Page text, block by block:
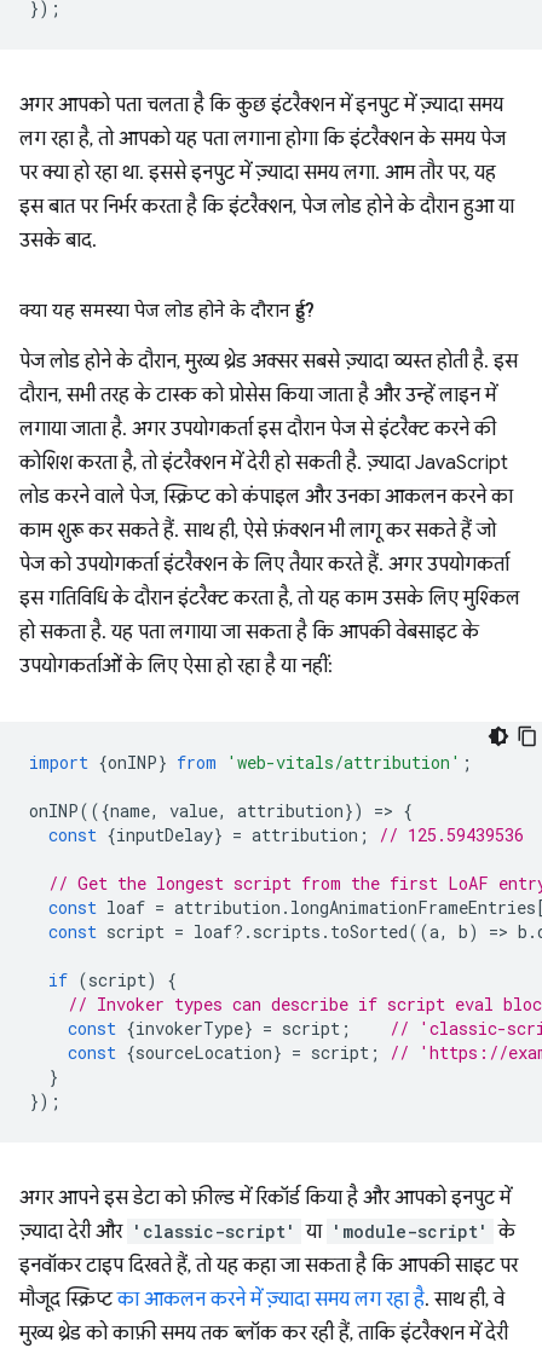
});
अगर आपको पता चलता है कि कुछ इंटरैक्शन में इनपुट में ज़्यादा समय
लग रहा है, तो आपको यह पता लगाना होगा कि इंटरैक्शन के समय पेज
पर क्या हो रहा था. इससे इनपुट में ज़्यादा समय लगा. आम तौर पर, यह
इस बात पर निर्भर करता है कि इंटरैक्शन, पेज लोड होने के दौरान हुआ या
उसके बाद.
क्या यह समस्या पेज लोड होने के दौरान हुई?
पेज लोड होने के दौरान, मुख्य थ्रेड अक्सर सबसे ज़्यादा व्यस्त होती है. इस
दौरान, सभी तरह के टास्क को प्रोसेस किया जाता है और उन्हें लाइन में
लगाया जाता है. अगर उपयोगकर्ता इस दौरान पेज से इंटरैक्ट करने की
कोशिश करता है, तो इंटरैक्शन में देरी हो सकती है. ज़्यादा JavaScript
लोड करने वाले पेज, स्क्रिप्ट को कंपाइल और उनका आकलन करने का
काम शुरू कर सकते हैं. साथ ही, ऐसे फ़ंक्शन भी लागू कर सकते हैं जो
पेज को उपयोगकर्ता इंटरैक्शन के लिए तैयार करते हैं. अगर उपयोगकर्ता
इस गतिविधि के दौरान इंटरैक्ट करता है, तो यह काम उसके लिए मुश्किल
हो सकता है. यह पता लगाया जा सकता है कि आपकी वेबसाइट के
उपयोगकर्ताओं के लिए ऐसा हो रहा है या नहीं:
import {onINP} from 'web-vitals/attribution' ;
onINP(({name, value, attribution}) => {
const {inputDelay} = attribution ; // 125.59439536
// Get the longest script from the first LoAF
const loaf = attribution . longAnimationFrameEntries
const script = loaf? . scripts . toSorted((a, b) => b .
if (script)
{
// Invoker types can describe if script eval
const {invokerType} = script ;
// 'classic-
const {sourceLocation} = script ;
// 'https://
}
});
अगर आपने इस डेटा को फ़ील्ड में रिकॉर्ड किया है और आपको इनपुट में
ज़्यादा देरी और 'classic-script' या 'module-script' के
इनवॉकर टाइप दिखते हैं, तो यह कहा जा सकता है कि आपकी साइट पर
मौजूद स्क्रिप्टका आकलन करने में ज़्यादा समय लग रहा है. साथ ही, वे
मुख्य थ्रेड को काफ़ी समय तक ब्लॉक कर रही हैं, ताकि इंटरैक्शन में देरी